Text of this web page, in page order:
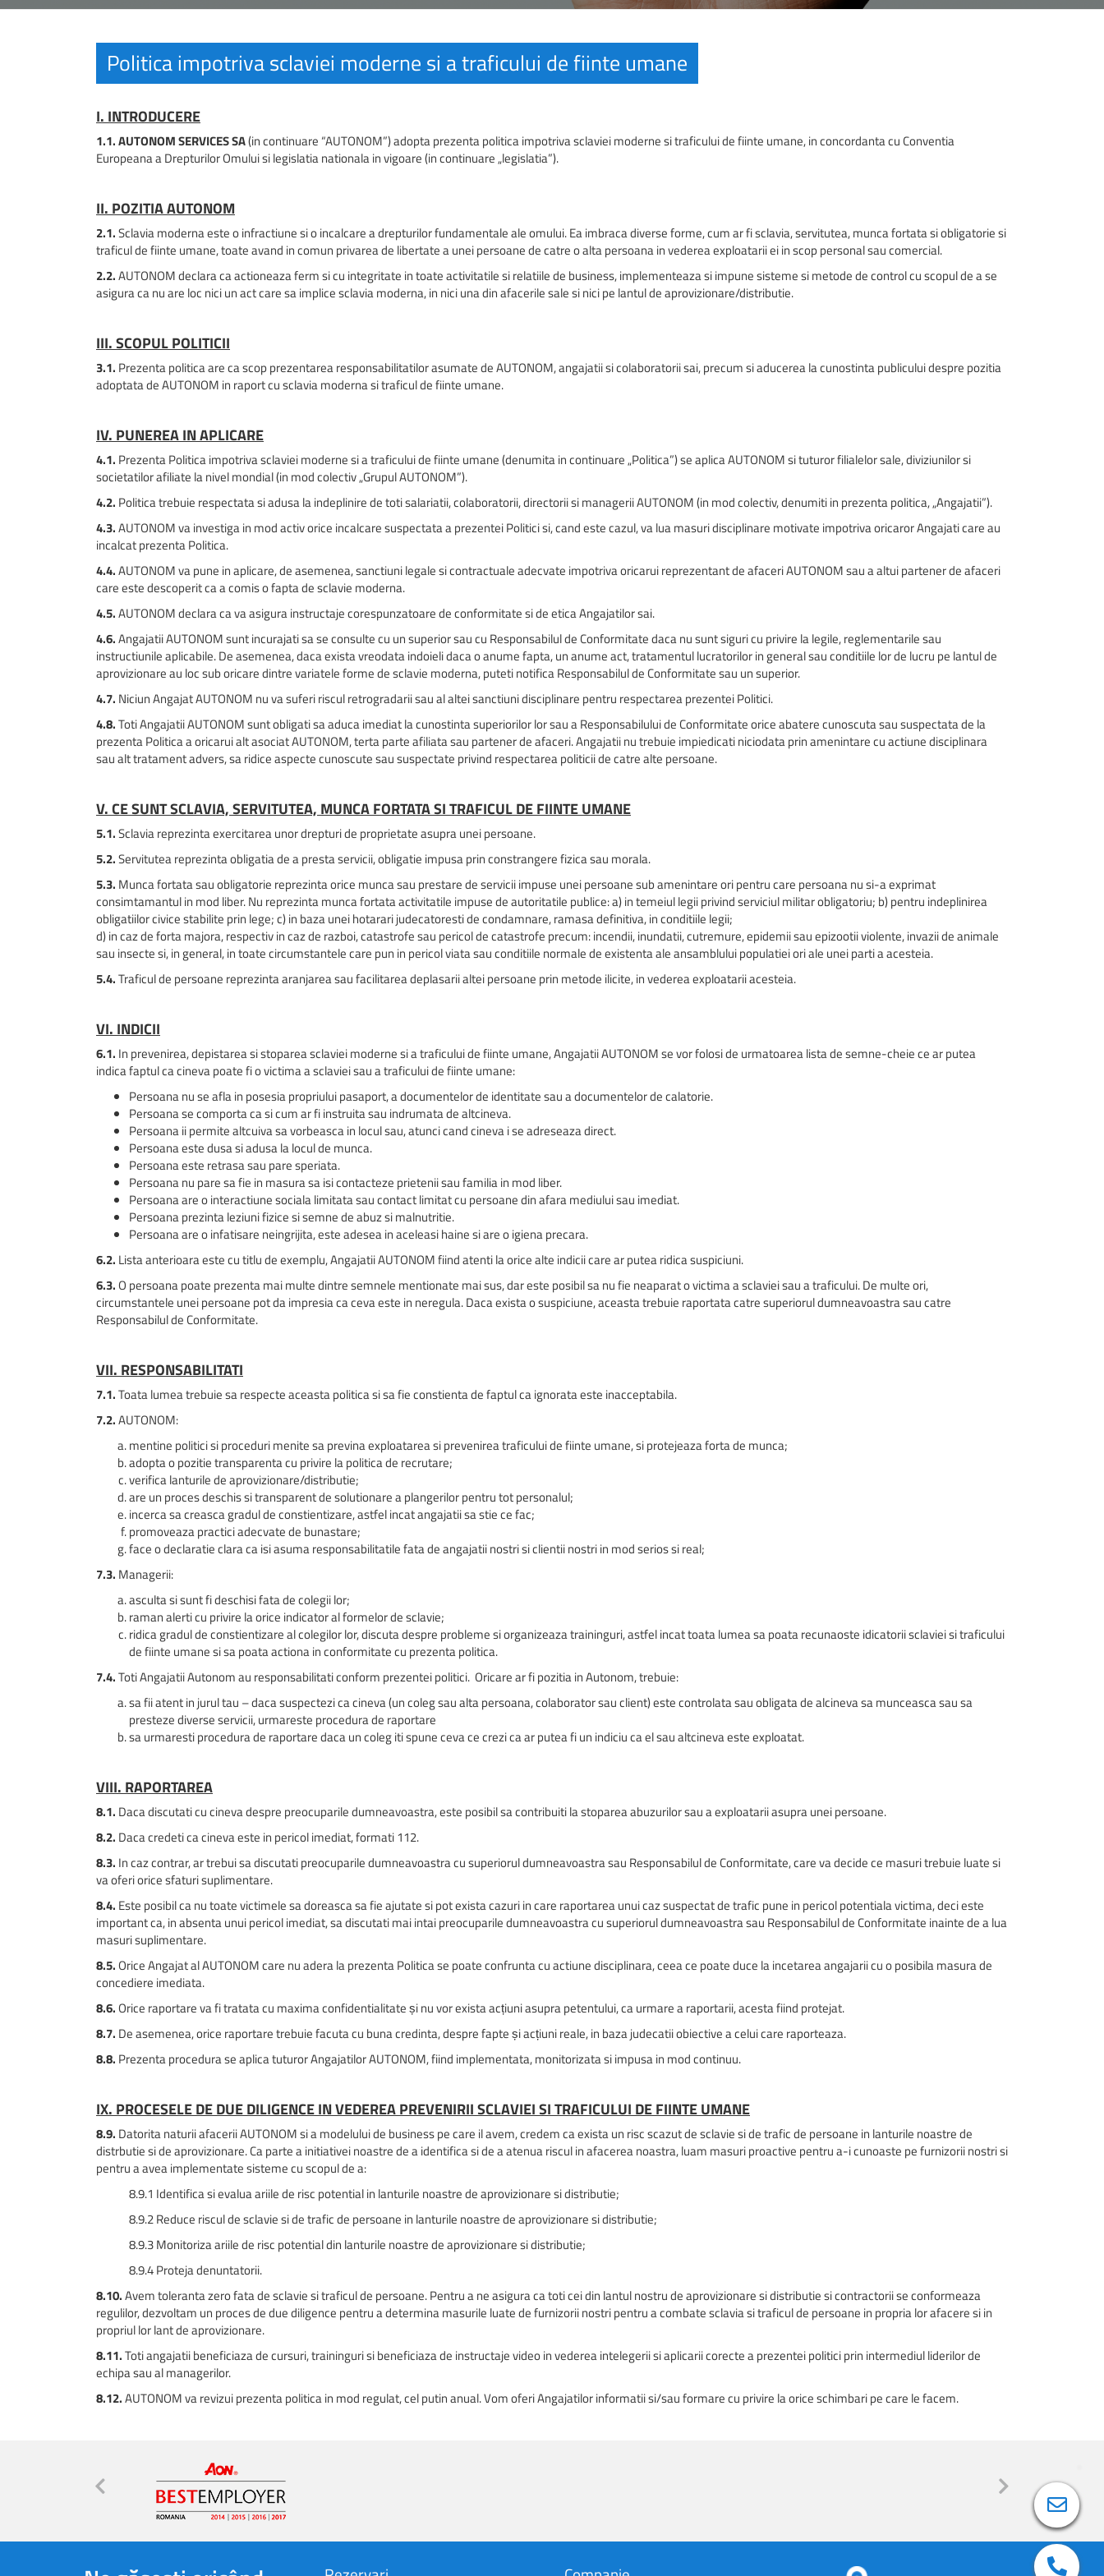
Politica impotriva sclaviei moderne si a traficului de fiinte umane
I. INTRODUCERE
1.1. AUTONOM SERVICES SA(in continuare “AUTONOM”) adopta prezenta politica impotriva sclaviei moderne si traficului de fiinte umane, in concordanta cu Conventia
Europeana a Drepturilor Omului si legislatia nationala in vigoare (in continuare „legislatia”).
II. POZITIA AUTONOM
2.1.Sclavia moderna este o infractiune si o incalcare a drepturilor fundamentale ale omului. Ea imbraca diverse forme, cum ar fi sclavia, servitutea, munca fortata si obligatorie si
traficul de fiinte umane, toate avand in comun privarea de libertate a unei persoane de catre o alta persoana in vederea exploatarii ei in scop personal sau comercial.
2.2.AUTONOM declara ca actioneaza ferm si cu integritate in toate activitatile si relatiile de business, implementeaza si impune sisteme si metode de control cu scopul de a se
asigura ca nu are loc nici un act care sa implice sclavia moderna, in nici una din afacerile sale si nici pe lantul de aprovizionare/distributie.
III. SCOPUL POLITICII
3.1. Prezenta politica are ca scop prezentarea responsabilitatilor asumate de AUTONOM, angajatii si colaboratorii sai, precum si aducerea la cunostinta publicului despre pozitia
adoptata de AUTONOM in raport cu sclavia moderna si traficul de fiinte umane.
IV. PUNEREA IN APLICARE
4.1. Prezenta Politica impotriva sclaviei moderne si a traficului de fiinte umane (denumita in continuare „Politica”) se aplica AUTONOM si tuturor filialelor sale, diviziunilor si
societatilor afiliate la nivel mondial (in mod colectiv „Grupul AUTONOM”).
4.2. Politica trebuie respectata si adusa la indeplinire de toti salariatii, colaboratorii, directorii si managerii AUTONOM (in mod colectiv, denumiti in prezenta politica, „Angajatii”).
4.3.AUTONOM va investiga in mod activ orice incalcare suspectata a prezentei Politici si, cand este cazul, va lua masuri disciplinare motivate impotriva oricaror Angajati care au
incalcat prezenta Politica.
4.4.AUTONOM va pune in aplicare, de asemenea, sanctiuni legale si contractuale adecvate impotriva oricarui reprezentant de afaceri AUTONOM sau a altui partener de afaceri
care este descoperit ca a comis o fapta de sclavie moderna.
4.5.AUTONOM declara ca va asigura instructaje corespunzatoare de conformitate si de etica Angajatilor sai.
4.6.Angajatii AUTONOM sunt incurajati sa se consulte cu un superior sau cu Responsabilul de Conformitate daca nu sunt siguri cu privire la legile, reglementarile sau
instructiunile aplicabile. De asemenea, daca exista vreodata indoieli daca o anume fapta, un anume act, tratamentul lucratorilor in general sau conditiile lor de lucru pe lantul de
aprovizionare au loc sub oricare dintre variatele forme de sclavie moderna, puteti notifica Responsabilul de Conformitate sau un superior.
4.7. Niciun Angajat AUTONOM nu va suferi riscul retrogradarii sau al altei sanctiuni disciplinare pentru respectarea prezentei Politici.
4.8.Toti Angajatii AUTONOM sunt obligati sa aduca imediat la cunostinta superiorilor lor sau a Responsabilului de Conformitate orice abatere cunoscuta sau suspectata de la
prezenta Politica a oricarui alt asociat AUTONOM, terta parte afiliata sau partener de afaceri. Angajatii nu trebuie impiedicati niciodata prin amenintare cu actiune disciplinara
sau alt tratament advers, sa ridice aspecte cunoscute sau suspectate privind respectarea politicii de catre alte persoane.
V. CE SUNT SCLAVIA, SERVITUTEA, MUNCA FORTATA SI TRAFICUL DE FIINTE UMANE
5.1.Sclavia reprezinta exercitarea unor drepturi de proprietate asupra unei persoane.
5.2.Servitutea reprezinta obligatia de a presta servicii, obligatie impusa prin constrangere fizica sau morala.
5.3. Munca fortata sau obligatorie reprezinta orice munca sau prestare de servicii impuse unei persoane sub amenintare ori pentru care persoana nu si-a exprimat
consimtamantul in mod liber. Nu reprezinta munca fortata activitatile impuse de autoritatile publice: a) in temeiul legii privind serviciul militar obligatoriu; b) pentru indeplinirea
obligatiilor civice stabilite prin lege; c) in baza unei hotarari judecatoresti de condamnare, ramasa definitiva, in conditiile legii;
d) in caz de forta majora, respectiv in caz de razboi, catastrofe sau pericol de catastrofe precum: incendii, inundatii, cutremure, epidemii sau epizootii violente, invazii de animale
sau insecte si, in general, in toate circumstantele care pun in pericol viata sau conditiile normale de existenta ale ansamblului populatiei ori ale unei parti a acesteia.
5.4.Traficul de persoane reprezinta aranjarea sau facilitarea deplasarii altei persoane prin metode ilicite, in vederea exploatarii acesteia.
VI. INDICII
6.1. In prevenirea, depistarea si stoparea sclaviei moderne si a traficului de fiinte umane, Angajatii AUTONOM se vor folosi de urmatoarea lista de semne-cheie ce ar putea
indica faptul ca cineva poate fi o victima a sclaviei sau a traficului de fiinte umane:
Persoana nu se afla in posesia propriului pasaport, a documentelor de identitate sau a documentelor de calatorie.
Persoana se comporta ca si cum ar fi instruita sau indrumata de altcineva.
Persoana ii permite altcuiva sa vorbeasca in locul sau, atunci cand cineva i se adreseaza direct.
Persoana este dusa si adusa la locul de munca.
Persoana este retrasa sau pare speriata.
Persoana nu pare sa fie in masura sa isi contacteze prietenii sau familia in mod liber.
Persoana are o interactiune sociala limitata sau contact limitat cu persoane din afara mediului sau imediat.
Persoana prezinta leziuni fizice si semne de abuz si malnutritie.
Persoana are o infatisare neingrijita, este adesea in aceleasi haine si are o igiena precara.
6.2. Lista anterioara este cu titlu de exemplu, Angajatii AUTONOM fiind atenti la orice alte indicii care ar putea ridica suspiciuni.
6.3.O persoana poate prezenta mai multe dintre semnele mentionate mai sus, dar este posibil sa nu fie neaparat o victima a sclaviei sau a traficului. De multe ori,
circumstantele unei persoane pot da impresia ca ceva este in neregula. Daca exista o suspiciune, aceasta trebuie raportata catre superiorul dumneavoastra sau catre
Responsabilul de Conformitate.
VII. RESPONSABILITATI
7.1.Toata lumea trebuie sa respecte aceasta politica si sa fie constienta de faptul ca ignorata este inacceptabila.
7.2.AUTONOM:
mentine politici si proceduri menite sa previna exploatarea si prevenirea traficului de fiinte umane, si protejeaza forta de munca;
adopta o pozitie transparenta cu privire la politica de recrutare;
verifica lanturile de aprovizionare/distributie;
are un proces deschis si transparent de solutionare a plangerilor pentru tot personalul;
incerca sa creasca gradul de constientizare, astfel incat angajatii sa stie ce fac;
promoveaza practici adecvate de bunastare;
face o declaratie clara ca isi asuma responsabilitatile fata de angajatii nostri si clientii nostri in mod serios si real;
7.3. Managerii:
asculta si sunt fi deschisi fata de colegii lor;
raman alerti cu privire la orice indicator al formelor de sclavie;
ridica gradul de constientizare al colegilor lor, discuta despre probleme si organizeaza traininguri, astfel incat toata lumea sa poata recunaoste idicatorii sclaviei si traficului
de fiinte umane si sa poata actiona in conformitate cu prezenta politica.
7.4.Toti Angajatii Autonom au responsabilitati conform prezentei politici. Oricare ar fi pozitia in Autonom, trebuie:
sa fii atent in jurul tau – daca suspectezi ca cineva (un coleg sau alta persoana, colaborator sau client) este controlata sau obligata de alcineva sa munceasca sau sa
presteze diverse servicii, urmareste procedura de raportare
sa urmaresti procedura de raportare daca un coleg iti spune ceva ce crezi ca ar putea fi un indiciu ca el sau altcineva este exploatat.
VIII. RAPORTAREA
8.1. Daca discutati cu cineva despre preocuparile dumneavoastra, este posibil sa contribuiti la stoparea abuzurilor sau a exploatarii asupra unei persoane.
8.2. Daca credeti ca cineva este in pericol imediat, formati 112.
8.3. In caz contrar, ar trebui sa discutati preocuparile dumneavoastra cu superiorul dumneavoastra sau Responsabilul de Conformitate, care va decide ce masuri trebuie luate si
va oferi orice sfaturi suplimentare.
8.4. Este posibil ca nu toate victimele sa doreasca sa fie ajutate si pot exista cazuri in care raportarea unui caz suspectat de trafic pune in pericol potentiala victima, deci este
important ca, in absenta unui pericol imediat, sa discutati mai intai preocuparile dumneavoastra cu superiorul dumneavoastra sau Responsabilul de Conformitate inainte de a lua
masuri suplimentare.
8.5.Orice Angajat al AUTONOM care nu adera la prezenta Politica se poate confrunta cu actiune disciplinara, ceea ce poate duce la incetarea angajarii cu o posibila masura de
concediere imediata.
8.6.Orice raportare va fi tratata cu maxima confidentialitate și nu vor exista acțiuni asupra petentului, ca urmare a raportarii, acesta fiind protejat.
8.7. De asemenea, orice raportare trebuie facuta cu buna credinta, despre fapte și acțiuni reale, in baza judecatii obiective a celui care raporteaza.
8.8. Prezenta procedura se aplica tuturor Angajatilor AUTONOM, fiind implementata, monitorizata si impusa in mod continuu.
IX. PROCESELE DE DUE DILIGENCE IN VEDEREA PREVENIRII SCLAVIEI SI TRAFICULUI DE FIINTE UMANE
8.9. Datorita naturii afacerii AUTONOM si a modelului de business pe care il avem, credem ca exista un risc scazut de sclavie si de trafic de persoane in lanturile noastre de
distrbutie si de aprovizionare. Ca parte a initiativei noastre de a identifica si de a atenua riscul in afacerea noastra, luam masuri proactive pentru a-i cunoaste pe furnizorii nostri si
pentru a avea implementate sisteme cu scopul de a:
8.9.1 Identifica si evalua ariile de risc potential in lanturile noastre de aprovizionare si distributie;
8.9.2 Reduce riscul de sclavie si de trafic de persoane in lanturile noastre de aprovizionare si distributie;
8.9.3 Monitoriza ariile de risc potential din lanturile noastre de aprovizionare si distributie;
8.9.4 Proteja denuntatorii.
8.10.Avem toleranta zero fata de sclavie si traficul de persoane. Pentru a ne asigura ca toti cei din lantul nostru de aprovizionare si distributie si contractorii se conformeaza
regulilor, dezvoltam un proces de due diligence pentru a determina masurile luate de furnizorii nostri pentru a combate sclavia si traficul de persoane in propria lor afacere si in
propriul lor lant de aprovizionare.
8.11.Toti angajatii beneficiaza de cursuri, traininguri si beneficiaza de instructaje video in vederea intelegerii si aplicarii corecte a prezentei politici prin intermediul liderilor de
echipa sau al managerilor.
8.12.AUTONOM va revizui prezenta politica in mod regulat, cel putin anual. Vom oferi Angajatilor informatii si/sau formare cu privire la orice schimbari pe care le facem.